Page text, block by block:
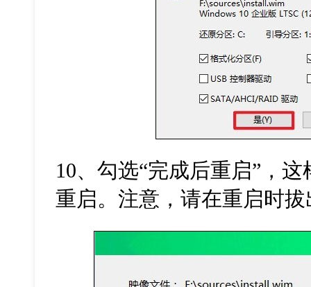
10、勾选“完成后重启” ，
重启。注意，请在重启时拔